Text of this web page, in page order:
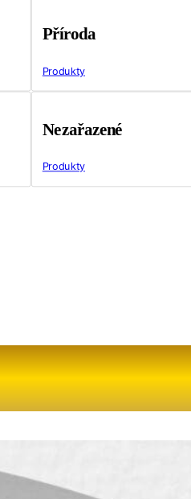
Příroda
Produkty
Nezařazené
Produkty